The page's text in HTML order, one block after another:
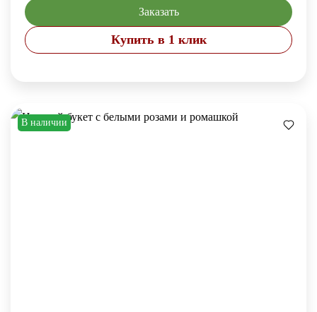
Заказать
Купить в 1 клик
В наличии